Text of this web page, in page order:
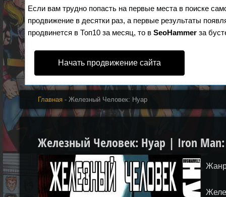
Если вам трудно попасть на первые места в поиске
продвижение в десятки раз, а первые результаты
продвинется в Топ10 за месяц, то вSeoHammer за
Начать продвижение сайта
Главная - Железный Человек: Нуар
Железный Человек: Нуар | Iron